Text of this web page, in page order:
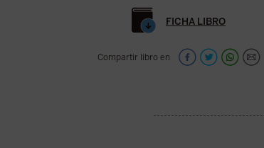
FICHA LIBRO
Compartir libro en